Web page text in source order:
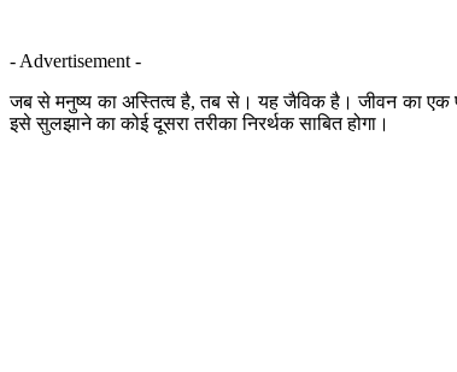
- Advertisement -
जब से मनुष्य का अस्तित्व है, तब से। यह जैविक है। जीवन का एक
इसे सुलझाने का कोई दूसरा तरीका निरर्थक साबित होगा।